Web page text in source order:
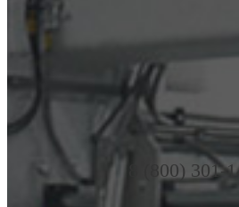
8 (800) 301-